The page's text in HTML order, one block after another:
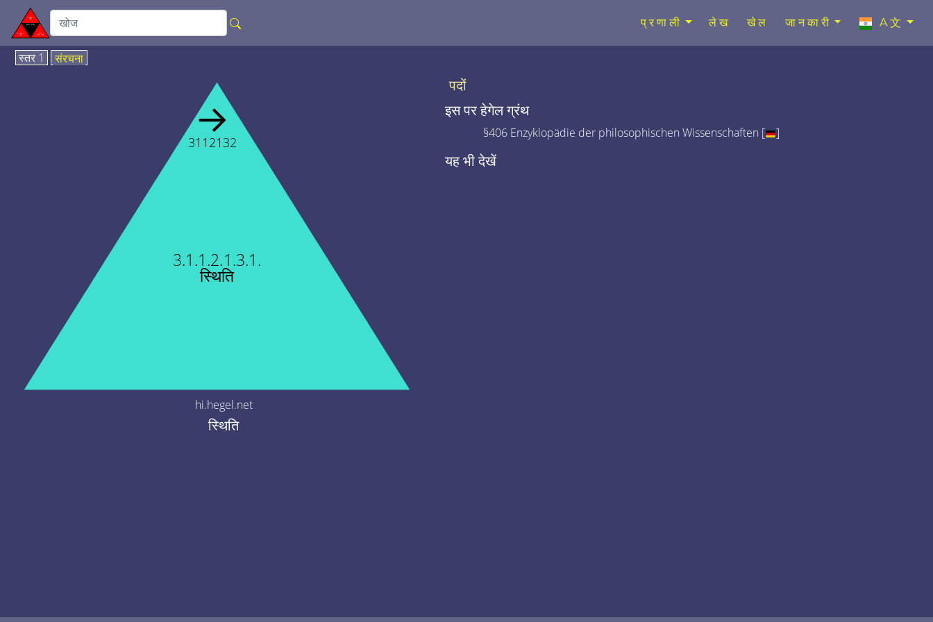
प्रणाली लेख खेल जानकारी A文
स्तर 1 संरचना
3.1.1.2.1.3.1.
स्थिति
→
3112132
hi.hegel.net
स्थिति
पदों
इस पर हेगेल ग्रंथ
§406 Enzyklopädie der philosophischen Wissenschaften [ ]
यह भी देखें